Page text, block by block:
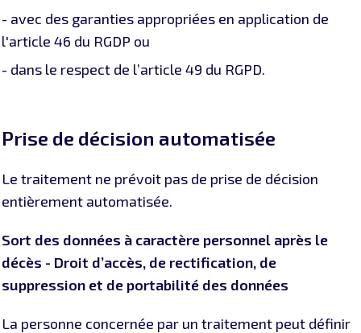
- avec des garanties appropriées en application de
l'article 46 du RGDP ou
- dans le respect de l’article 49 du RGPD.
Prise de décision automatisée
Le traitement ne prévoit pas de prise de décision
entièrement automatisée.
Sort des données à caractère personnel après le
décès - Droit d’accès, de rectification, de
suppression et de portabilité des données
La personne concernée par un traitement peut définir